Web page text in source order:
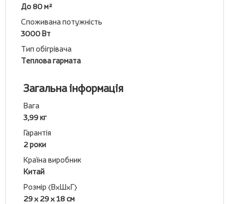
До 80 м²
Споживана потужність
3000 Вт
Тип обігрівача
Теплова гармата
Загальна інформація
Вага
3,99 кг
Гарантія
2 роки
Країна виробник
Китай
Розмір (ВхШхГ)
29 х 29 х 18 см